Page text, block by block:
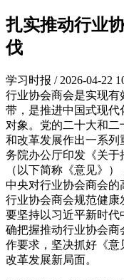
扎实推动行业
伐
学习时报 / 2026-04-22
行业协会商会是实现有
带，是推进中国式现
对象。党的二十大和
和改革发展作出一系列
务院办公厅印发《关于
（以下简称《意见》
中央对行业协会商会
行业协会商会规范健
要坚持以习近平新时
确把握推动行业协会
作要求，坚决抓好《
改革发展新局面。